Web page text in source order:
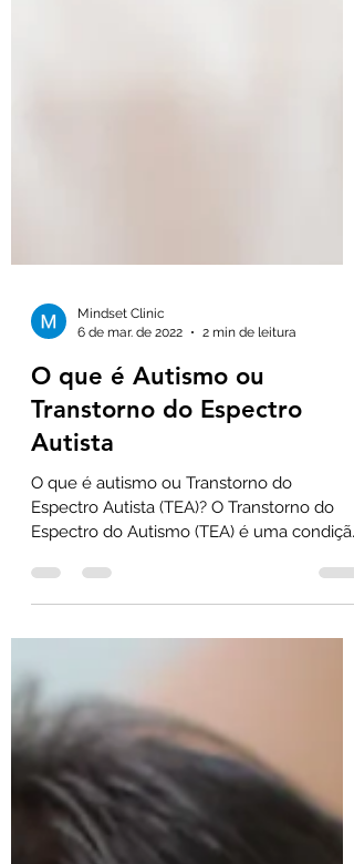
6 de mar. de 2022
2 min de leitura
O que é Autismo ou
Transtorno do Espectro
Autista
O que é autismo ou Transtorno do
Espectro do Autismo (TEA) é uma condição
que afeta o...